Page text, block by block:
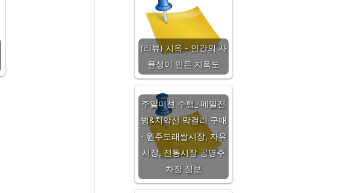
(리뷰) 지옥 - 인간의 자
율성이 만든 지옥도
주말미션 수행_ 메밀전
병&치악산 막걸리 구매
- 원주도래쌀시장, 자유
시장, 전통시장 공영주
차장 정보